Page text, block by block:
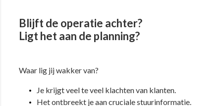
Blijft de operatie achter?
Ligt het aan de planning?
Waar lig jij wakker van?
Je krijgt veel te veel klachten van klanten.
Het ontbreekt je aan cruciale stuurinformatie.